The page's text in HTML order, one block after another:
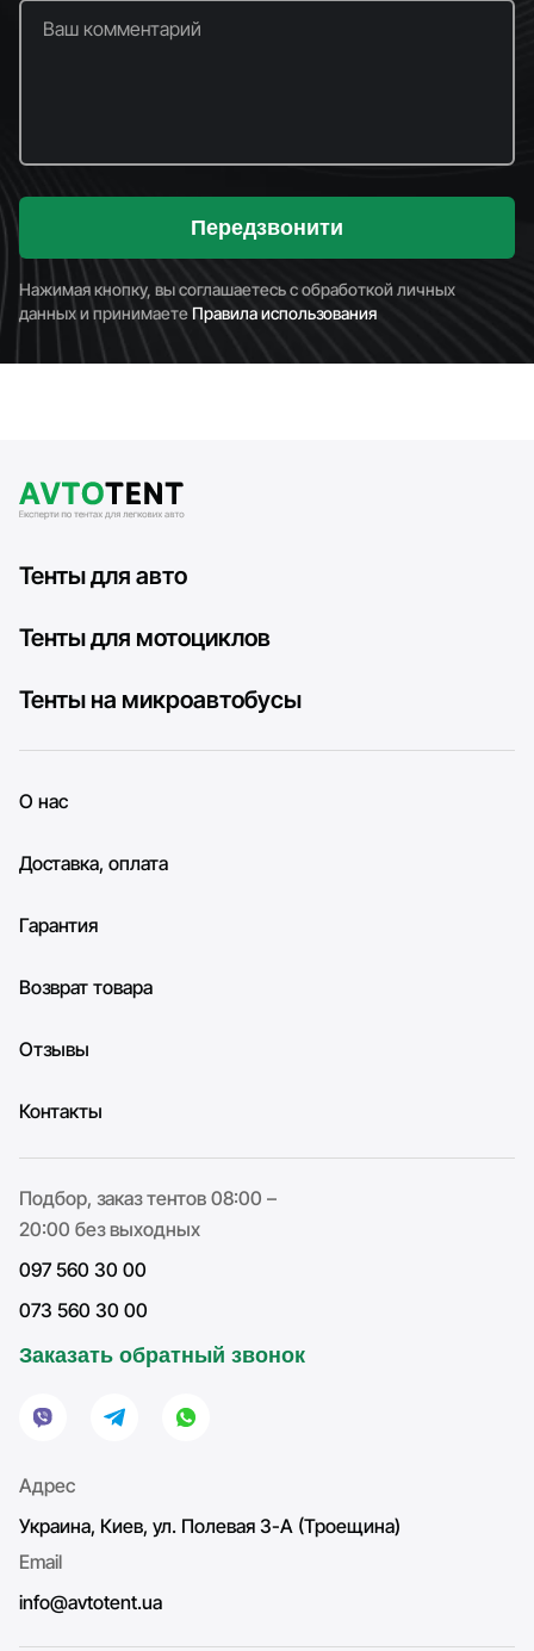
Ваш комментарий
Передзвонити
Нажимая кнопку, вы соглашаетесь с обработкой личных
данных и принимаетеПравила использования
Тенты для авто
Тенты для мотоциклов
Тенты на микроавтобусы
О нас
Доставка, оплата
Гарантия
Возврат товара
Отзывы
Контакты
Подбор, заказ тентов 08:00 –
20:00 без выходных
097 560 30 00
073 560 30 00
Заказать обратный звонок
Адрес
Украина, Киев, ул. Полевая 3-А (Троещина)
Email
info@avtotent.ua